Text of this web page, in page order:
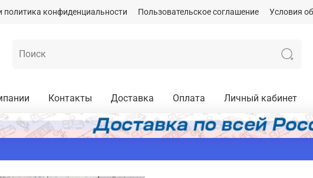
политика конфиденциальности Пользовательское соглашение Условия
Контакты Доставка Оплата Личный кабинет